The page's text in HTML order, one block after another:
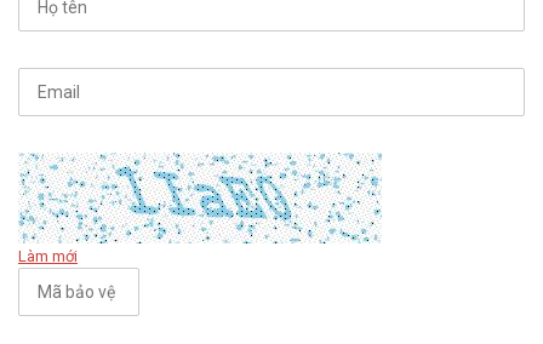
Làm mới